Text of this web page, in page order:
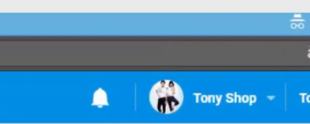
web phản hồi 24/7
thống ra sao